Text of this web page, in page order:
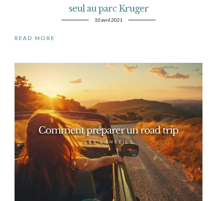
seul au parc Kruger
10 avril 2021
READ MORE